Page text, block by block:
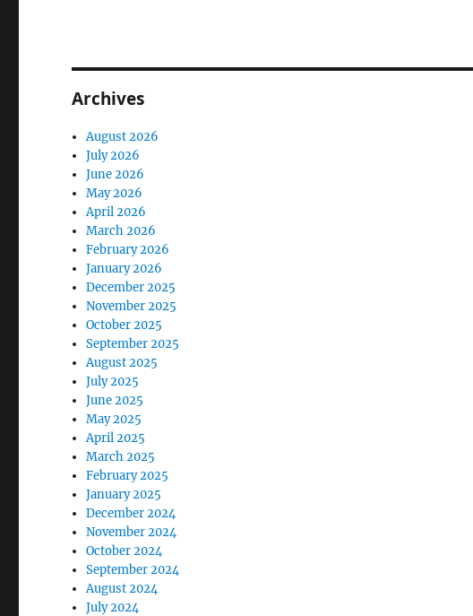
Archives
August 2026
July 2026
June 2026
May 2026
April 2026
March 2026
February 2026
January 2026
December 2025
November 2025
October 2025
September 2025
August 2025
July 2025
June 2025
May 2025
April 2025
March 2025
February 2025
January 2025
December 2024
November 2024
October 2024
September 2024
August 2024
July 2024